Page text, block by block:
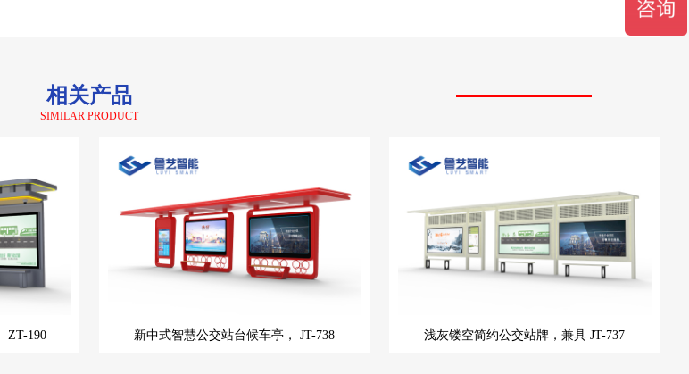
相关产品
SIMILAR PRODUCT
ZT-190 新中式智慧公交站台候车亭， JT-738 浅灰镂空简约公交站牌，兼具 JT-737